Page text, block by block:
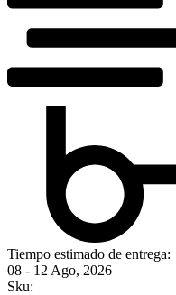
Tiempo estimado de entrega:
08 - 12 Ago, 2026
Sku: